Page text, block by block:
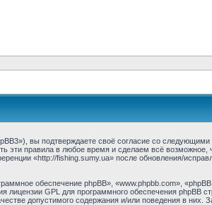
вы подтверждаете своё согласие со
эти правила в любое время и сделаем всё возможное,
«http://fishing.sumy.ua» после обновления/
обеспечение phpBB», «www.phpbb.com», «phpBB
GPL для программного обеспечения phpBB
допустимого содержания и/или поведения в них.